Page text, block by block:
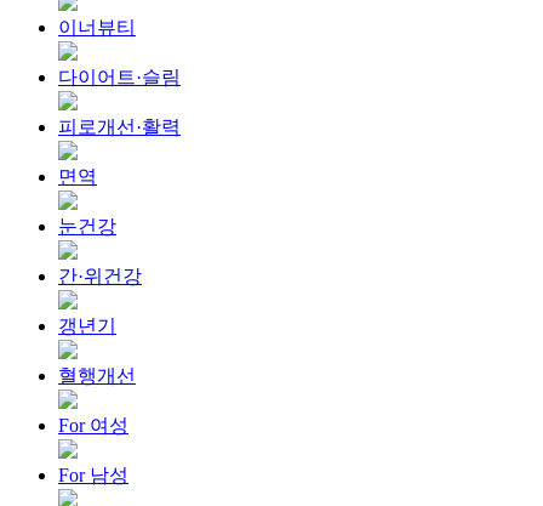
이너뷰티
다이어트·슬림
피로개선·활력
면역
눈건강
간·위건강
갱년기
혈행개선
For 여성
For 남성